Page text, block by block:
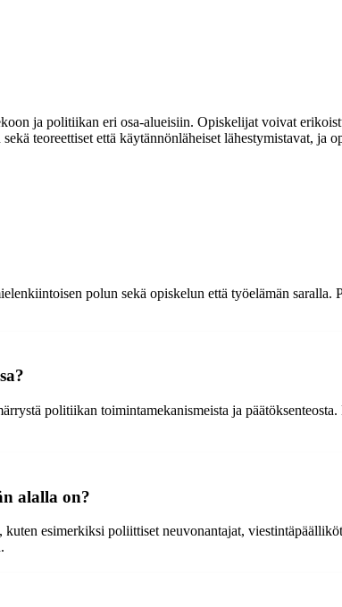
ja politiikan eri osa-alueisiin. Opiskelijat voivat
teoreettiset että käytännönläheiset lähestymistavat,
polun sekä opiskelun että työelämän
politiikan toimintamekanismeista ja
alalla on?
esimerkiksi poliittiset neuvonantajat,